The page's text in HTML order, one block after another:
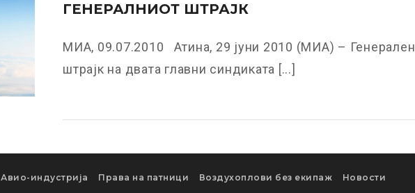
ГЕНЕРАЛНИОТ ШТРАЈК
МИА, 09.07.2010 Атина, 29 јуни 2010 (МИА) – Генерален
штрајк на двата главни синдиката [...]
Авио-индустрија Права на патници Воздухоплови без екипаж Новости